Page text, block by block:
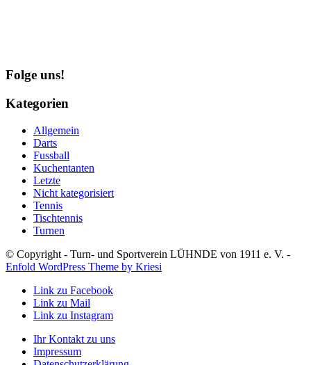
Folge uns!
Kategorien
Allgemein
Darts
Fussball
Kuchentanten
Letzte
Nicht kategorisiert
Tennis
Tischtennis
Turnen
© Copyright - Turn- und Sportverein LÜHNDE von 1911 e. V. -
Enfold WordPress Theme by Kriesi
Link zu Facebook
Link zu Mail
Link zu Instagram
Ihr Kontakt zu uns
Impressum